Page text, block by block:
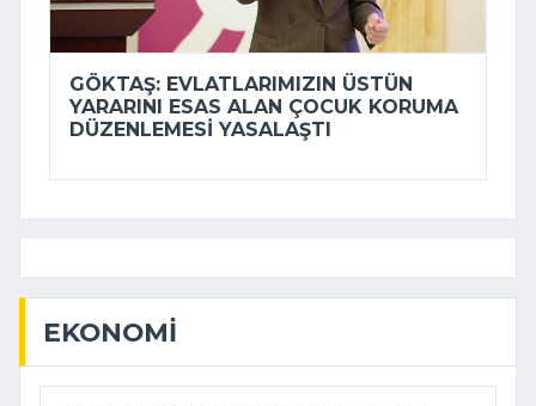
GÖKTAŞ: EVLATLARIMIZIN ÜSTÜN
YARARINI ESAS ALAN ÇOCUK KORUMA
DÜZENLEMESI YASALAŞTI
EKONOMI